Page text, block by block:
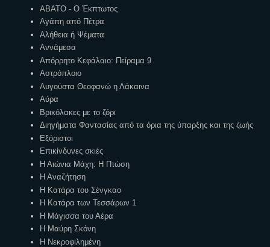
ΑΒΑΤΟ - Ο Έκπτωτος
Αγάπη από Πέτρα
Αλήθεια ή Ψέματα
Αννάμεσα
Απόρρητο Κεφάλαιο: Πείραμα 9
Αστρόπλοιο
Αυγούστα Θεοφανώ η Λάκαινα
Αύρα
Βρικόλακες με το ζόρι
Διηγήματα Φαντασίας από τα όρια της ύπαρξης και της ζωής
Εξόριστοι
Επικίνδυνες σκιές
Η Αιώνια Μάχη: Η Πτώση
Η Αναζήτηση
Η Κατάρα του Σένγκαο
Η Κατάρα των Τεσσάρων 1
Η Μάγισσα του Αέρα
Η Μαύρη Σκόνη
Η Νεκροφιλημένη